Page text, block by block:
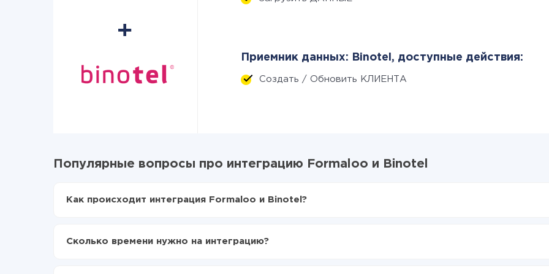
Приемник данных: Binotel, доступные действия:
Создать / Обновить КЛИЕНТА
Популярные вопросы про интеграцию Formaloo и Binotel
Как происходит интеграция Formaloo и Binotel?
Включаете автообновление
Сколько времени нужно на интеграцию?